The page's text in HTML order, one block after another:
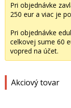
Pri objednávke
250 eur a viac je
Pri objednávke
celkovej sume 60
vopred na účet.
Akciový tovar